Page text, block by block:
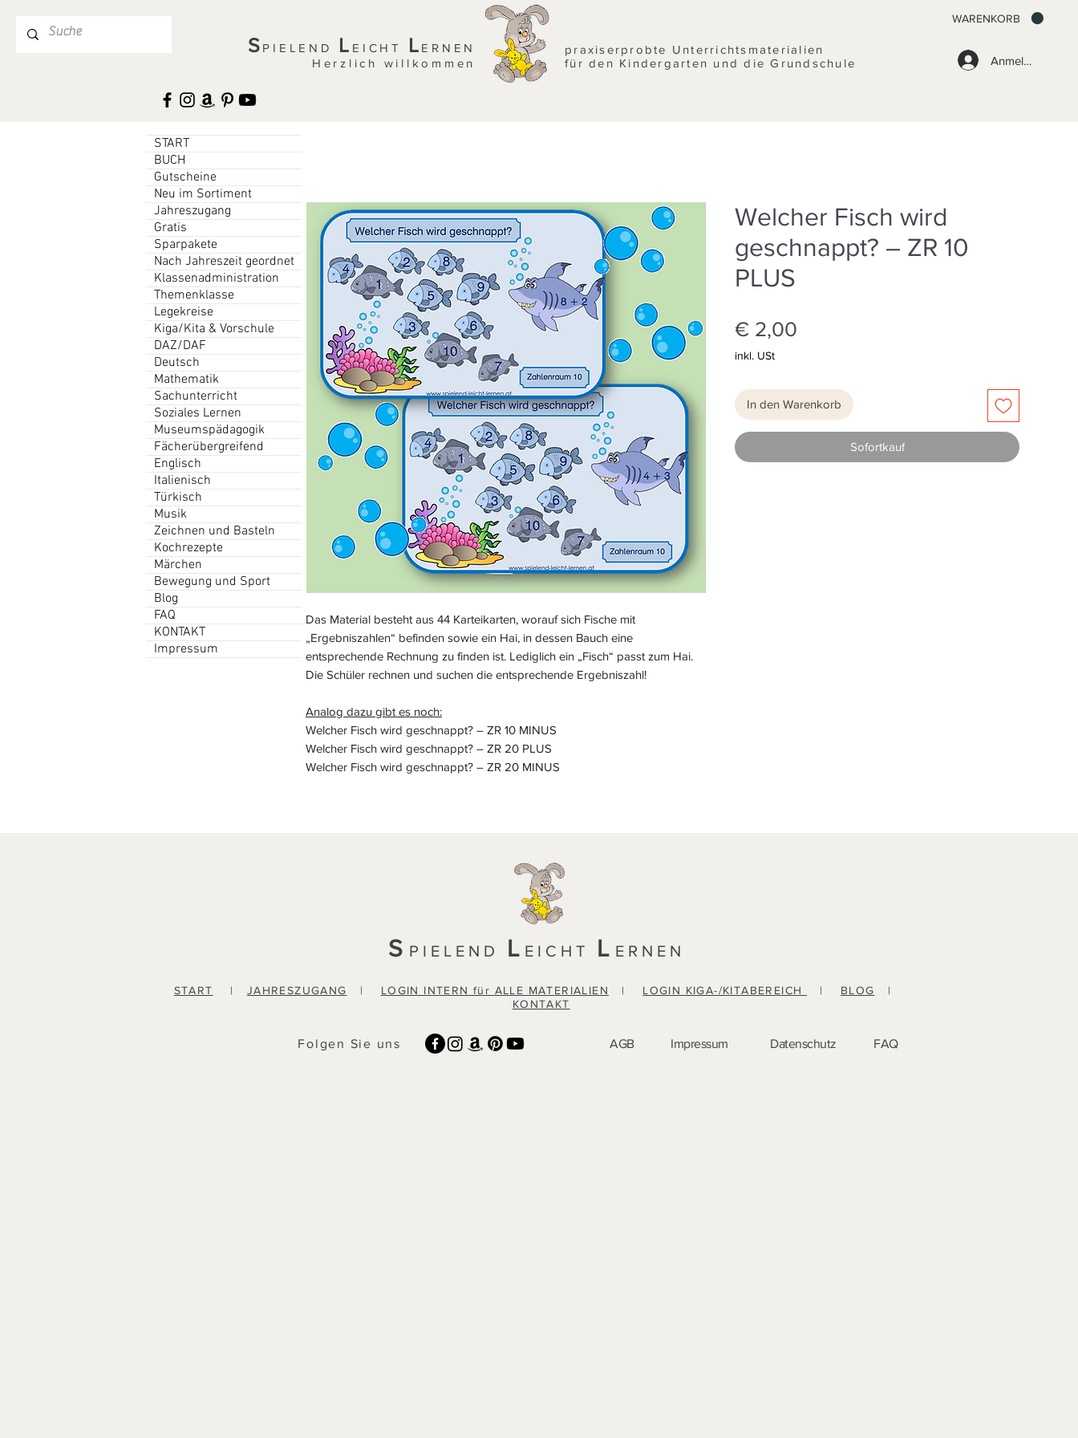
Anmelden
WARENKORB
S PIELEND L EICHT L ERNEN
Herzlich willkommen
praxiserprobte Unterrichtsmaterialien
für den Kindergarten und die Grundschule
Das Material besteht aus 44 Karteikarten, worauf sich Fische mit
„Ergebniszahlen“ befinden sowie ein Hai, in dessen Bauch eine
entsprechende Rechnung zu finden ist. Lediglich ein „Fisch“ passt zum Hai.
Die Schüler rechnen und suchen die entsprechende Ergebniszahl!
Analog dazu gibt es noch:
Welcher Fisch wird geschnappt? – ZR 10 MINUS
Welcher Fisch wird geschnappt? – ZR 20 PLUS
Welcher Fisch wird geschnappt? – ZR 20 MINUS
Welcher Fisch wird
geschnappt? – ZR 10
PLUS
€ 2,00
inkl. USt
In den Warenkorb
Sofortkauf
START
BUCH
Gutscheine
Neu im Sortiment
Jahreszugang
Gratis
Sparpakete
Nach Jahreszeit geordnet
Klassenadministration
Themenklasse
Legekreise
Kiga/Kita & Vorschule
DAZ/DAF
Deutsch
Mathematik
Sachunterricht
Soziales Lernen
Museumspädagogik
Fächerübergreifend
Englisch
Italienisch
Türkisch
Musik
Zeichnen und Basteln
Kochrezepte
Märchen
Bewegung und Sport
Blog
FAQ
KONTAKT
Impressum
S PIELEND L EICHT L ERNEN
START | JAHRESZUGANG | LOGIN INTERN für ALLE MATERIALIEN | LOGIN KIGA-/KITABEREICH | BLOG
|
KONTAKT
Folgen Sie uns AGB Impressum Datenschutz FAQ